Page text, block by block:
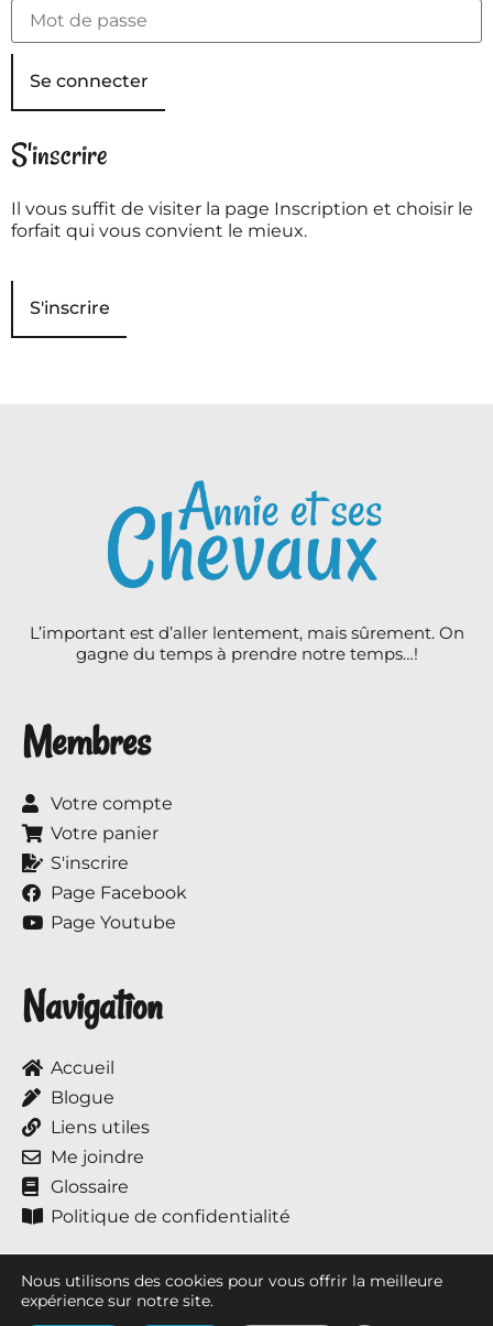
Se connecter
S'inscrire
Il vous suffit de visiter la page Inscription et choisir le
forfait qui vous convient le mieux.
S'inscrire
L’important est d’aller lentement, mais sûrement. On
gagne du temps à prendre notre temps…!
Membres
Votre compte
Votre panier
S'inscrire
Page Facebook
Page Youtube
Navigation
Accueil
Blogue
Liens utiles
Me joindre
Glossaire
Politique de confidentialité
Nous utilisons des cookies pour vous offrir la meilleure
expérience sur notre site.